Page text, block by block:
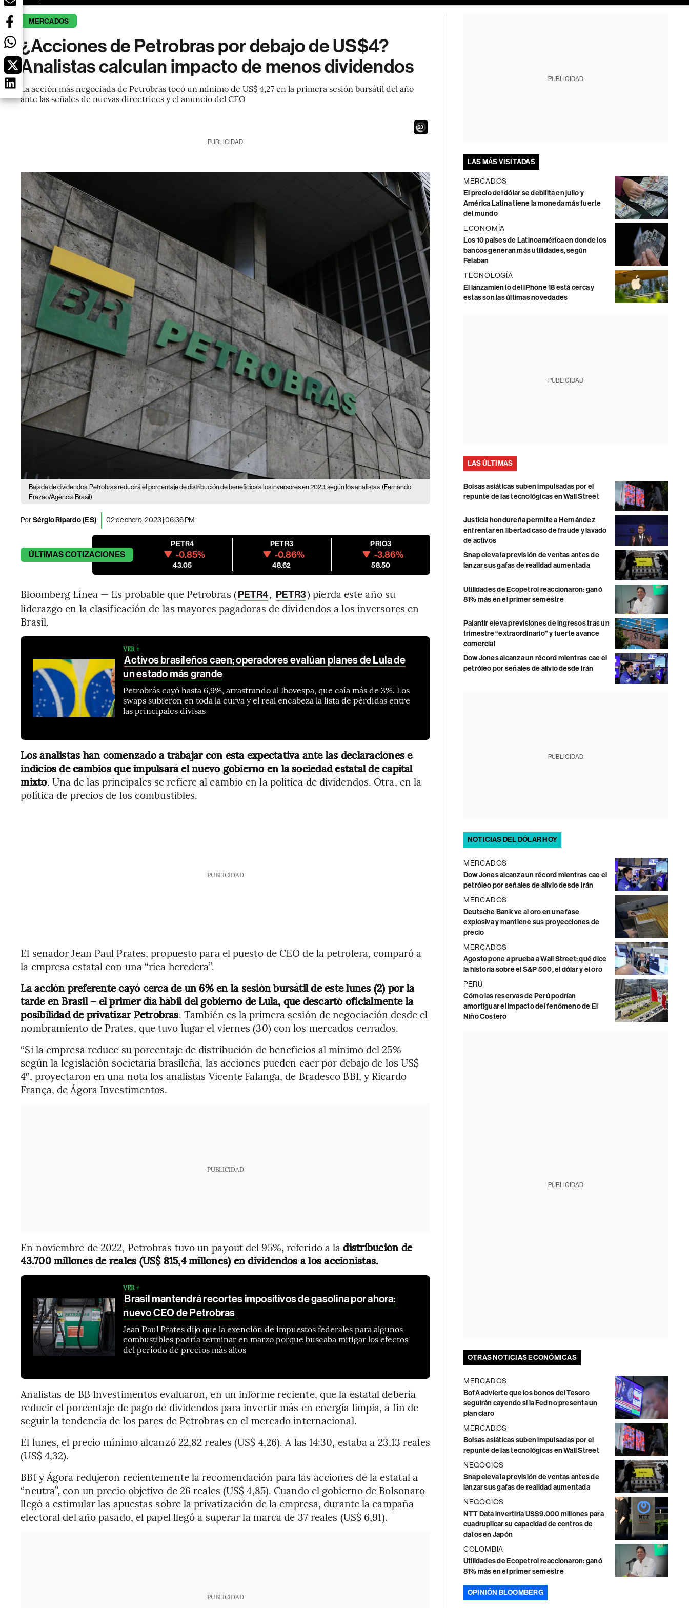
MERCADOS
¿Acciones de Petrobras por debajo de US$4?
Analistas calculan impacto de menos dividendos
La acción más negociada de Petrobras tocó un mínimo de US$ 4,27 en la primera sesión bursátil del año
ante las señales de nuevas directrices y el anuncio del CEO
21
PUBLICIDAD
Bajada de dividendos Petrobras reducirá el porcentaje de distribución de beneficios a los inversores en 2023, según los analistas (Fernando
Frazão/Agência Brasil)
PorSérgio Ripardo (ES) 02 de enero, 2023 | 06:36 PM
ÚLTIMASCOTIZACIONES
PETR4
-0.85%
43.05
PETR3
-0.86%
48.62
PRIO3
-3.86%
58.50
Bloomberg Línea — Es probable que Petrobras (PETR4, PETR3) pierda este año su
liderazgo en la clasificación de las mayores pagadoras de dividendos a los inversores en
Brasil.
VER +
Activos brasileños caen; operadores evalúan planes de Lula de
un estado más grande
Petrobrás cayó hasta 6,9%, arrastrando al Ibovespa, que caía más de 3%. Los
swaps subieron en toda la curva y el real encabeza la lista de pérdidas entre
las principales divisas
Los analistas han comenzado a trabajar con esta expectativa ante las declaraciones e
indicios de cambios que impulsará el nuevo gobierno en la sociedad estatal de capital
mixto. Una de las principales se refiere al cambio en la política de dividendos. Otra, en la
política de precios de los combustibles.
PUBLICIDAD
El senador Jean Paul Prates, propuesto para el puesto de CEO de la petrolera, comparó a
la empresa estatal con una “rica heredera”.
La acción preferente cayó cerca de un 6% en la sesión bursátil de este lunes (2) por la
tarde en Brasil – el primer día hábil del gobierno de Lula, que descartó oficialmente la
posibilidad de privatizar Petrobras. También es la primera sesión de negociación desde el
nombramiento de Prates, que tuvo lugar el viernes (30) con los mercados cerrados.
“Si la empresa reduce su porcentaje de distribución de beneficios al mínimo del 25%
según la legislación societaria brasileña, las acciones pueden caer por debajo de los US$
4″, proyectaron en una nota los analistas Vicente Falanga, de Bradesco BBI, y Ricardo
França, de Ágora Investimentos.
PUBLICIDAD
En noviembre de 2022, Petrobras tuvo un payout del 95%, referido a la distribución de
43.700 millones de reales (US$ 815,4 millones) en dividendos a los accionistas.
VER +
Brasil mantendrá recortes impositivos de gasolina por ahora:
nuevo CEO de Petrobras
Jean Paul Prates dijo que la exención de impuestos federales para algunos
combustibles podría terminar en marzo porque buscaba mitigar los efectos
del período de precios más altos
Analistas de BB Investimentos evaluaron, en un informe reciente, que la estatal debería
reducir el porcentaje de pago de dividendos para invertir más en energía limpia, a fin de
seguir la tendencia de los pares de Petrobras en el mercado internacional.
El lunes, el precio mínimo alcanzó 22,82 reales (US$ 4,26). A las 14:30, estaba a 23,13 reales
(US$ 4,32).
BBI y Ágora redujeron recientemente la recomendación para las acciones de la estatal a
“neutra”, con un precio objetivo de 26 reales (US$ 4,85). Cuando el gobierno de Bolsonaro
llegó a estimular las apuestas sobre la privatización de la empresa, durante la campaña
electoral del año pasado, el papel llegó a superar la marca de 37 reales (US$ 6,91).
PUBLICIDAD
PUBLICIDAD
LAS MÁS VISITADAS
MERCADOS
El precio del dólar se debilita en julio y
América Latina tiene la moneda más fuerte
del mundo
ECONOMÍA
Los 10 países de Latinoamérica en donde los
bancos generan más utilidades, según
Felaban
TECNOLOGÍA
El lanzamiento del iPhone 18 está cerca y
estas son las últimas novedades
PUBLICIDAD
LAS ÚLTIMAS
Bolsas asiáticas suben impulsadas por el
repunte de las tecnológicas en Wall Street
Justicia hondureña permite a Hernández
enfrentar en libertad caso de fraude y lavado
de activos
Snap eleva la previsión de ventas antes de
lanzar sus gafas de realidad aumentada
Utilidades de Ecopetrol reaccionaron: ganó
81% más en el primer semestre
Palantir eleva previsiones de ingresos tras un
trimestre “extraordinario” y fuerte avance
comercial
Dow Jones alcanza un récord mientras cae el
petróleo por señales de alivio desde Irán
PUBLICIDAD
NOTICIAS DEL DÓLAR HOY
MERCADOS
Dow Jones alcanza un récord mientras cae el
petróleo por señales de alivio desde Irán
MERCADOS
Deutsche Bank ve al oro en una fase
explosiva y mantiene sus proyecciones de
precio
MERCADOS
Agosto pone a prueba a Wall Street: qué dice
la historia sobre el S&P 500, el dólar y el oro
PERÚ
Cómo las reservas de Perú podrían
amortiguar el impacto del fenómeno de El
Niño Costero
PUBLICIDAD
OTRAS NOTICIAS ECONÓMICAS
MERCADOS
BofA advierte que los bonos del Tesoro
seguirán cayendo si la Fed no presenta un
plan claro
MERCADOS
Bolsas asiáticas suben impulsadas por el
repunte de las tecnológicas en Wall Street
NEGOCIOS
Snap eleva la previsión de ventas antes de
lanzar sus gafas de realidad aumentada
NEGOCIOS
NTT Data invertiría US$9.000 millones para
cuadruplicar su capacidad de centros de
datos en Japón
COLOMBIA
Utilidades de Ecopetrol reaccionaron: ganó
81% más en el primer semestre
OPINIÓN BLOOMBERG